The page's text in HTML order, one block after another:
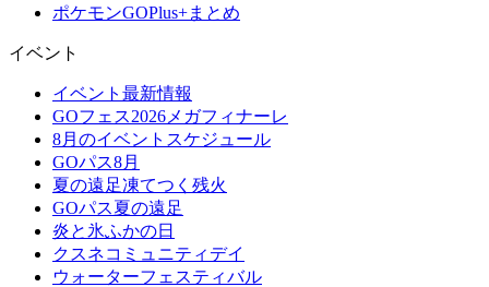
ポケモンGOPlus+まとめ
イベント
イベント最新情報
GOフェス2026メガフィナーレ
8月のイベントスケジュール
GOパス8月
夏の遠足凍てつく残火
GOパス夏の遠足
炎と氷ふかの日
クスネコミュニティデイ
ウォーターフェスティバル